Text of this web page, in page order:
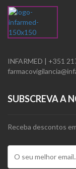
INFARMED | +351
SUBSCREVA A
Receba descontos